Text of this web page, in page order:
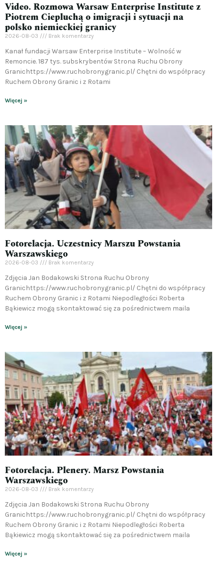
Video. Rozmowa Warsaw Enterprise Institute z
Piotrem Ciepluchą o imigracji i sytuacji na
polsko niemieckiej granicy
2026-08-03 Brak komentarzy
Kanał fundacji Warsaw Enterprise Institute – Wolność w
Remoncie. 187 tys. subskrybentów Strona Ruchu Obrony
Granichttps://www.ruchobronygranic.pl/ Chętni do współpracy
Ruchem Obrony Granic i z Rotami
Więcej »
Fotorelacja. Uczestnicy Marszu Powstania
Warszawskiego
2026-08-03 Brak komentarzy
Zdjęcia Jan Bodakowski Strona Ruchu Obrony
Granichttps://www.ruchobronygranic.pl/ Chętni do współpracy
Ruchem Obrony Granic i z Rotami Niepodległości Roberta
Bąkiewicz mogą skontaktować się za pośrednictwem maila
Więcej »
Fotorelacja. Plenery. Marsz Powstania
Warszawskiego
2026-08-03 Brak komentarzy
Zdjęcia Jan Bodakowski Strona Ruchu Obrony
Granichttps://www.ruchobronygranic.pl/ Chętni do współpracy
Ruchem Obrony Granic i z Rotami Niepodległości Roberta
Bąkiewicz mogą skontaktować się za pośrednictwem maila
Więcej »